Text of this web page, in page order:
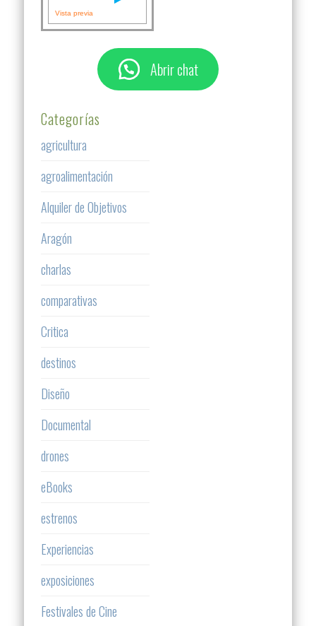
Vista previa
Abrir chat
Categorías
agricultura
agroalimentación
Alquiler de Objetivos
Aragón
charlas
comparativas
Critica
destinos
Diseño
Documental
drones
eBooks
estrenos
Experiencias
exposiciones
Festivales de Cine